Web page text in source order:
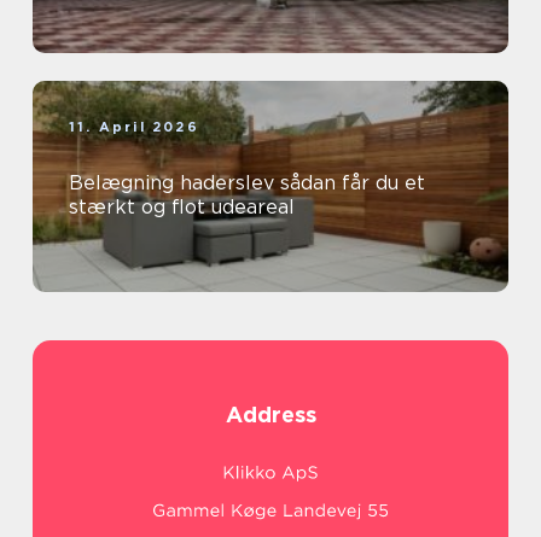
11. April 2026
Belægning haderslev sådan får du et
stærkt og flot udeareal
Address